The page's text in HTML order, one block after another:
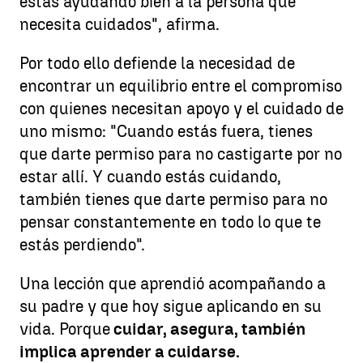
necesita cuidados", afirma.
Por todo ello defiende la necesidad de
encontrar un equilibrio entre el compromiso
con quienes necesitan apoyo y el cuidado de
uno mismo: "Cuando estás fuera, tienes
que darte permiso para no castigarte por no
estar allí. Y cuando estás cuidando,
también tienes que darte permiso para no
pensar constantemente en todo lo que te
estás perdiendo".
Una lección que aprendió acompañando a
su padre y que hoy sigue aplicando en su
vida. Porquecuidar, asegura, también
implica aprender a cuidarse.